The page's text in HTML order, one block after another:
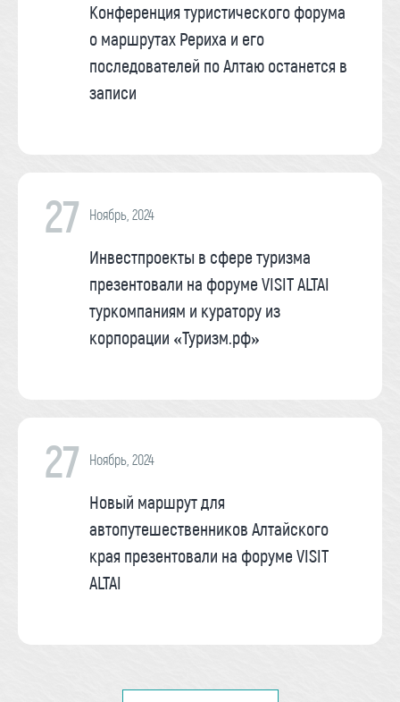
Конференция туристического форума
о маршрутах Рериха и его
последователей по Алтаю останется в
записи
27 Ноябрь, 2024
Инвестпроекты в сфере туризма
презентовали на форуме VISIT ALTAI
туркомпаниям и куратору из
корпорации «Туризм.рф»
27 Ноябрь, 2024
Новый маршрут для
автопутешественников Алтайского
края презентовали на форуме VISIT
ALTAI